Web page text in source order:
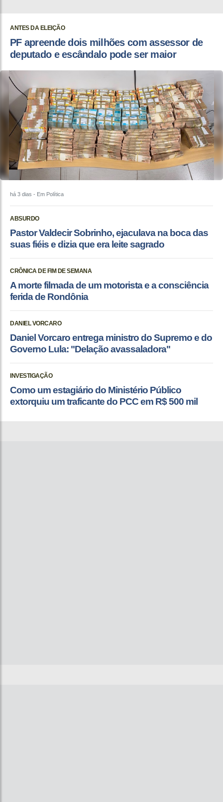
ANTES DA ELEIÇÃO
PF apreende dois milhões com assessor de
deputado e escândalo pode ser maior
há 3 dias - Em Política
ABSURDO
Pastor Valdecir Sobrinho, ejaculava na boca das
suas fiéis e dizia que era leite sagrado
CRÔNICA DE FIM DE SEMANA
A morte filmada de um motorista e a consciência
ferida de Rondônia
DANIEL VORCARO
Daniel Vorcaro entrega ministro do Supremo e do
Governo Lula: "Delação avassaladora"
INVESTIGAÇÃO
Como um estagiário do Ministério Público
extorquiu um traficante do PCC em R$ 500 mil